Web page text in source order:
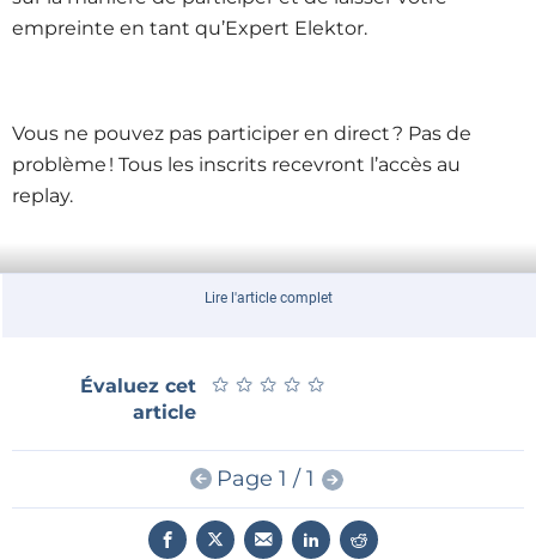
empreinte en tant qu’Expert Elektor.
Vous ne pouvez pas participer en direct ? Pas de
problème ! Tous les inscrits recevront l’accès au
replay.
Inscrivez-vous maintenant
Ce que vous découvrirez pendant cet Elektor
Comment rejoindre et bénéficier du Réseau
d’Experts Elektor
Découverte de l’Elektor Live! Expert Day 2025 à
Lire l'article complet
Évaluez cet
article
★ ★ ★ ★ ★
★ ★ ★ ★ ★
Page 1 / 1